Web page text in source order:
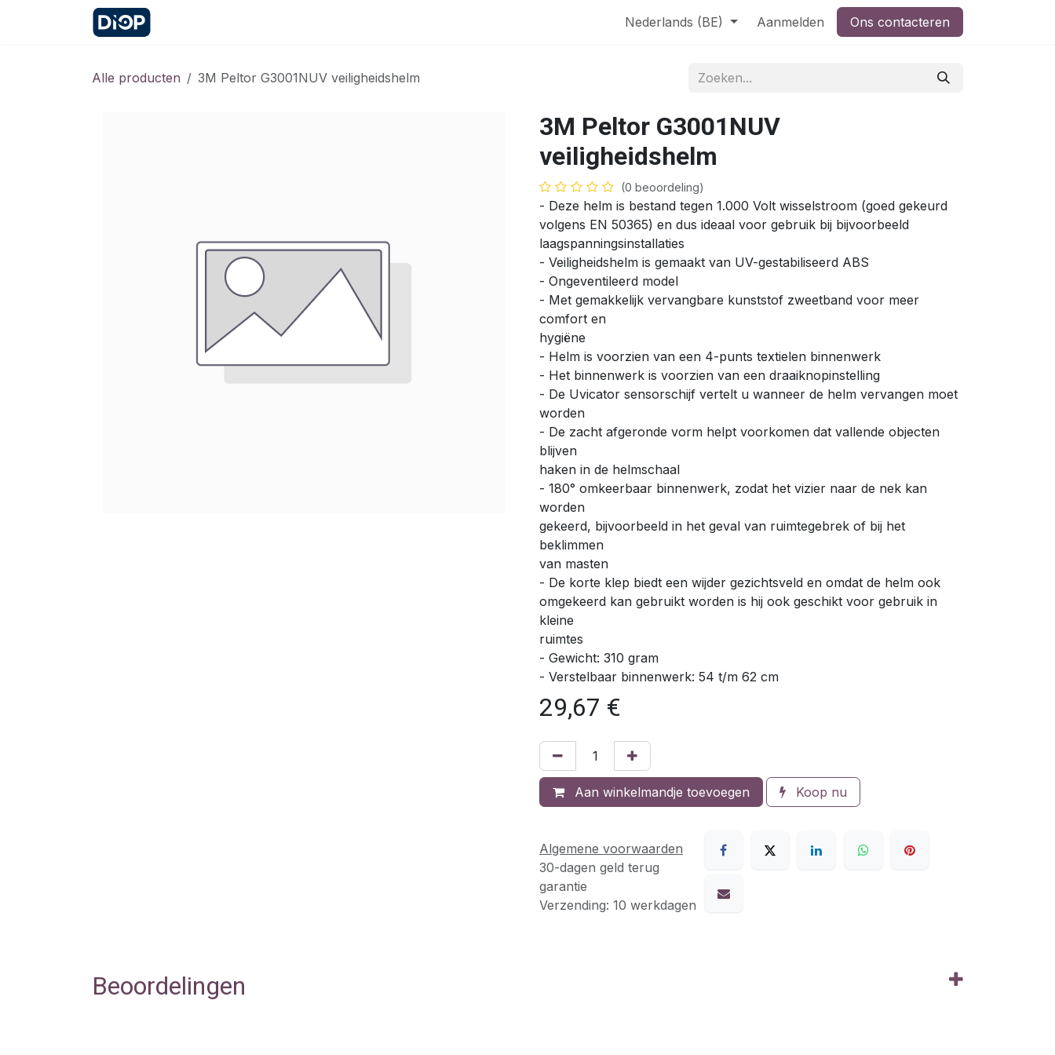
Overslaan naar inhoud
Nederlands (BE) Aanmelden Ons contacteren
Alle producten 3M Peltor G3001NUV veiligheidshelm
3M Peltor G3001NUV
veiligheidshelm
(0 beoordeling)
- Deze helm is bestand tegen 1.000 Volt wisselstroom (goed gekeurd
volgens EN 50365) en dus ideaal voor gebruik bij bijvoorbeeld
laagspanningsinstallaties
- Veiligheidshelm is gemaakt van UV-gestabiliseerd ABS
- Ongeventileerd model
- Met gemakkelijk vervangbare kunststof zweetband voor meer
comfort en
hygiëne
- Helm is voorzien van een 4-punts textielen binnenwerk
- Het binnenwerk is voorzien van een draaiknopinstelling
- De Uvicator sensorschijf vertelt u wanneer de helm vervangen moet
worden
- De zacht afgeronde vorm helpt voorkomen dat vallende objecten
blijven
haken in de helmschaal
- 180° omkeerbaar binnenwerk, zodat het vizier naar de nek kan
worden
gekeerd, bijvoorbeeld in het geval van ruimtegebrek of bij het
beklimmen
van masten
- De korte klep biedt een wijder gezichtsveld en omdat de helm ook
omgekeerd kan gebruikt worden is hij ook geschikt voor gebruik in
kleine
ruimtes
- Gewicht: 310 gram
- Verstelbaar binnenwerk: 54 t/m 62 cm
29,67 €
Aan winkelmandje toevoegen Koop nu
Algemene voorwaarden
30-dagen geld terug
garantie
Verzending: 10 werkdagen
Beoordelingen